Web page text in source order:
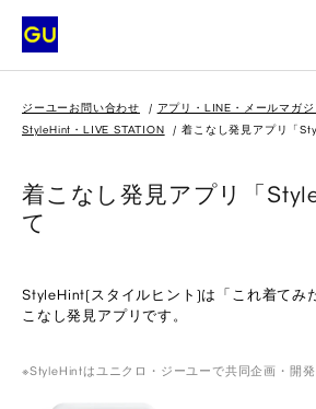
ジーユーお問い合わせ
アプリ・LINE・メールマガジ
StyleHint・LIVE STATION
着こなし発見アプリ「
着こなし発見アプリ「
て
StyleHint(スタイルヒント)は「これ着てみ
こなし発見アプリです。
StyleHintはユニクロ・ジーユーで共同企画・開発